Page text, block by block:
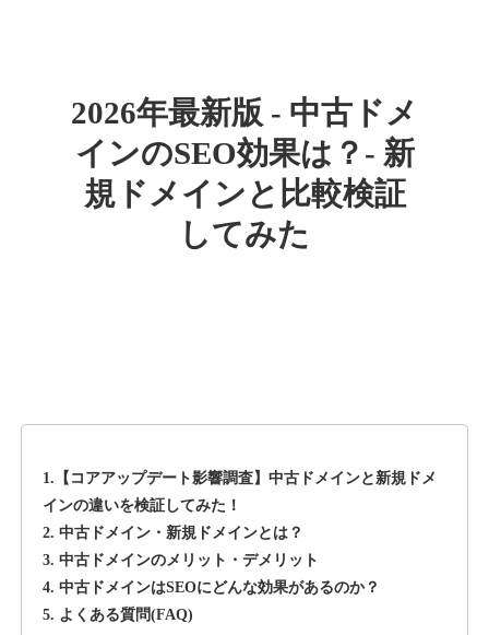
詳細を見る
外部リンク数963 ドメイン年齢
4,500円
rageboy.com
sug-web.jp
ジャンル その他
DA42 外部リンク数740 ドメイン年齢13年
3,300円 入札 2件
2026年最新版 - 中古ドメ
インのSEO効果は？- 新
規ドメインと比較検証
してみた
1.【コアアップデート影響調査】中古ドメインと新規ドメ
インの違いを検証してみた！
2. 中古ドメイン・新規ドメインとは？
3. 中古ドメインのメリット・デメリット
4. 中古ドメインはSEOにどんな効果があるのか？
5. よくある質問(FAQ)